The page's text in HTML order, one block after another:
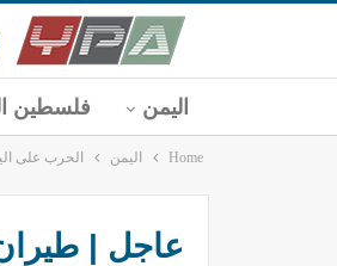
اليمن فلسطين
Home اليمن الحرب على
عاجل |